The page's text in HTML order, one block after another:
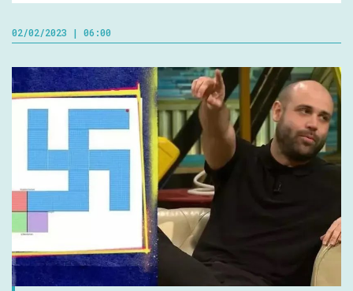
02/02/2023 | 06:00